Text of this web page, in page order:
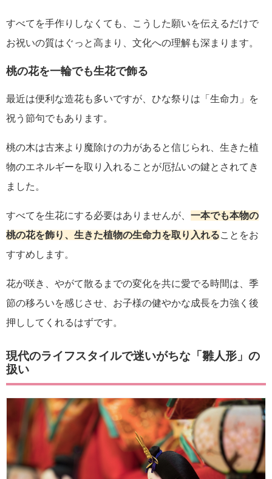
すべてを手作りしなくても、こうした願いを伝えるだけで
お祝いの質はぐっと高まり、文化への理解も深まります。
桃の花を一輪でも生花で飾る
最近は便利な造花も多いですが、ひな祭りは「生命力」を
祝う節句でもあります。
桃の木は古来より魔除けの力があると信じられ、生きた植
物のエネルギーを取り入れることが厄払いの鍵とされてき
ました。
すべてを生花にする必要はありませんが、 一本でも本物の
桃の花を飾り、生きた植物の生命力を取り入れることをお
すすめします。
花が咲き、やがて散るまでの変化を共に愛でる時間は、季
節の移ろいを感じさせ、お子様の健やかな成長を力強く後
押ししてくれるはずです。
現代のライフスタイルで迷いがちな「雛人形」の
扱い